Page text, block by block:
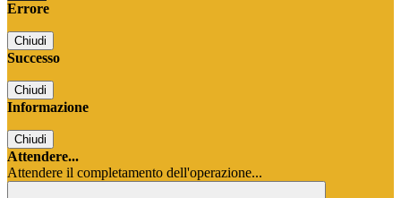
Errore
Chiudi
Successo
Chiudi
Informazione
Chiudi
Attendere...
Attendere il completamento dell'operazione...